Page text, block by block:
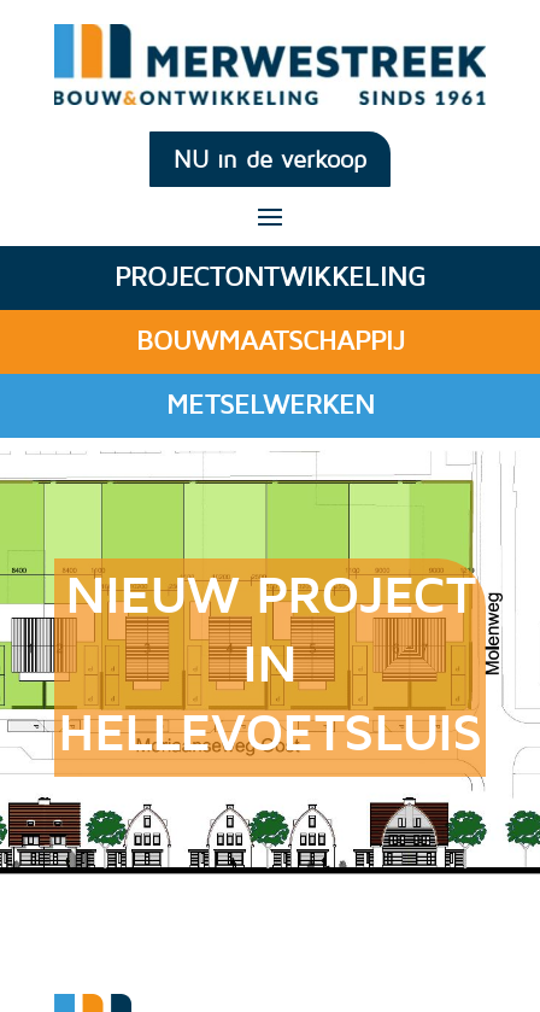
NU in de verkoop
PROJECTONTWIKKELING
BOUWMAATSCHAPPIJ
METSELWERKEN
NIEUW PROJECT
IN
HELLEVOETSLUIS